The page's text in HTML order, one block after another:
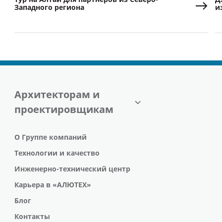
Западного региона
Архитекторам и
проектировщикам
О Группе компаний
Технологии и качество
Инженерно-технический центр
Карьера в «АЛЮТЕХ»
Блог
Контакты